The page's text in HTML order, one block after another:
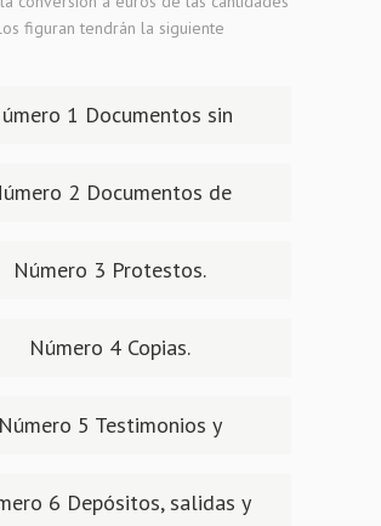
figuran tendrán la siguiente
1 Documentos sin
2 Documentos de
Número 3 Protestos.
Número 4 Copias.
Número 5 Testimonios y
6 Depósitos, salidas y